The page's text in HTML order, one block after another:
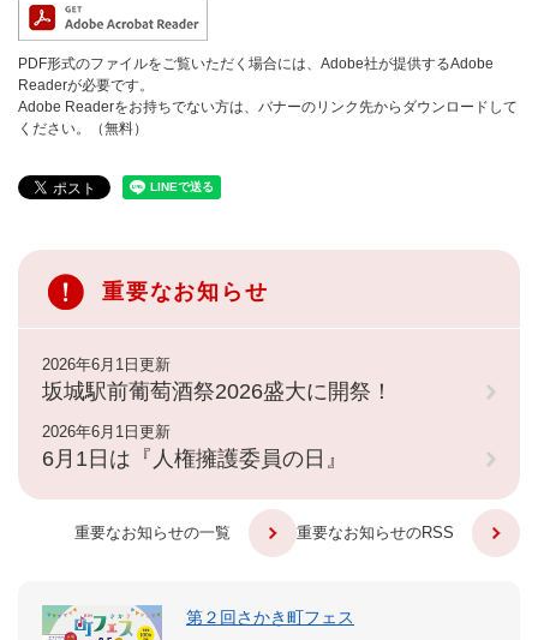
PDF形式のファイルをご覧いただく場合には、Adobe社が提供するAdobe
Readerが必要です。
Adobe Readerをお持ちでない方は、バナーのリンク先からダウンロードして
ください。（無料）
重要なお知らせ
2026年6月1日更新
坂城駅前葡萄酒祭2026盛大に開祭！
2026年6月1日更新
6月1日は『人権擁護委員の日』
重要なお知らせの一覧 重要なお知らせのRSS
第２回さかき町フェス